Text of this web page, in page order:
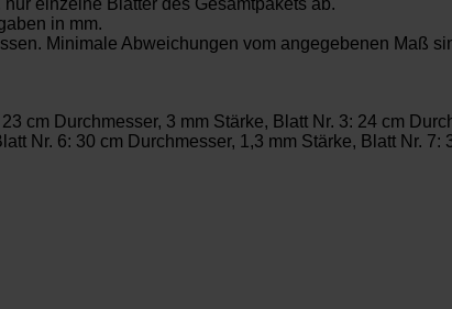
in mm.
Minimale Abweichungen vom angegebenen Maß
cm Durchmesser, 3 mm Stärke, Blatt Nr. 3: 24 cm
Nr. 6: 30 cm Durchmesser, 1,3 mm Stärke, Blatt Nr. 7: